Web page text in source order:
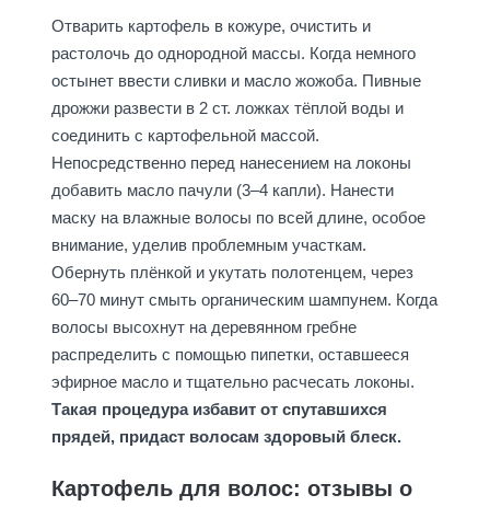
Отварить картофель в кожуре, очистить и
растолочь до однородной массы. Когда немного
остынет ввести сливки и масло жожоба. Пивные
дрожжи развести в 2 ст. ложках тёплой воды и
соединить с картофельной массой.
Непосредственно перед нанесением на локоны
добавить масло пачули (3–4 капли). Нанести
маску на влажные волосы по всей длине, особое
внимание, уделив проблемным участкам.
Обернуть плёнкой и укутать полотенцем, через
60–70 минут смыть органическим шампунем. Когда
волосы высохнут на деревянном гребне
распределить с помощью пипетки, оставшееся
эфирное масло и тщательно расчесать локоны.
Такая процедура избавит от спутавшихся
прядей, придаст волосам здоровый блеск.
Картофель для волос: отзывы о